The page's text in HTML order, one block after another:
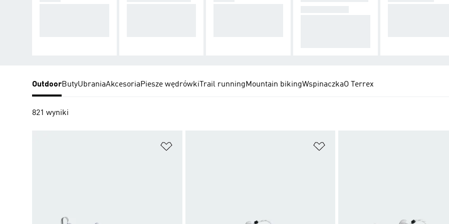
OutdoorButyUbraniaAkcesoriaPiesze wędrówkiTrail runningMountain bikingWspinaczkaO Terrex
821 wyniki